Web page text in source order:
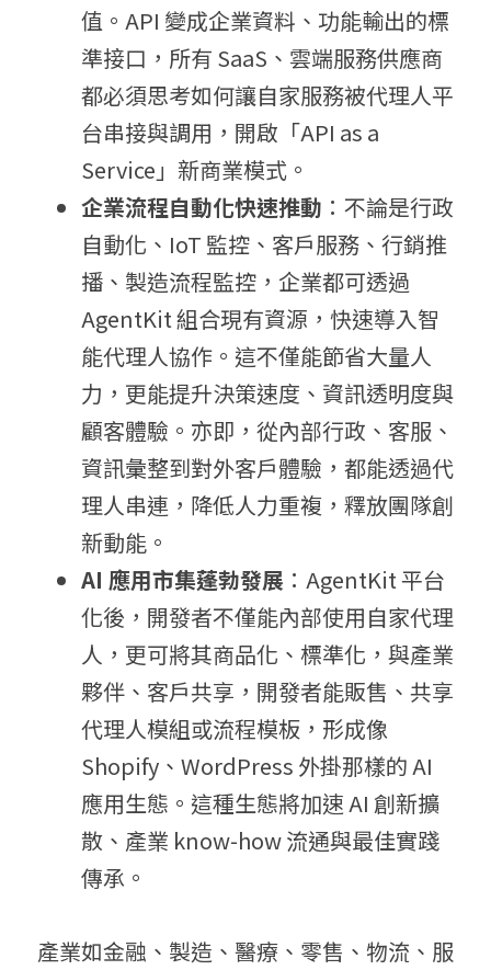
值。 API 變成企業資料、功能輸出的標
準接口，所有 SaaS、雲端服務供應商
都必須思考如何讓自家服務被代理人平
台串接與調用，開啟「API as a
Service」新商業模式。
企業流程自動化快速推動 ： 不論是行政
自動化、IoT 監控、客戶服務、行銷推
播、製造流程監控，企業都可透過
AgentKit 組合現有資源，快速導入智
能代理人協作。這不僅能節省大量人
力，更能提升決策速度、資訊透明度與
顧客體驗。亦即， 從內部行政、客服、
資訊彙整到對外客戶體驗，都能透過代
理人串連，降低人力重複，釋放團隊創
新動能。
AI 應用市集蓬勃發展 ：AgentKit 平台
化後，開發者不僅能內部使用自家代理
人，更可將其商品化、標準化，與產業
夥伴、客戶共享 ，開發者能販售、共享
代理人模組或流程模板，形成像
Shopify、WordPress 外掛那樣的 AI
應用生態 。這種生態將加速 AI 創新擴
散、產業 know-how 流通與最佳實踐
傳承。
產業如金融、製造、醫療、零售、物流、服